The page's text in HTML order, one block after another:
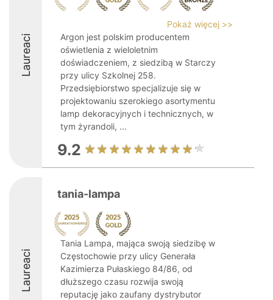
Laureaci
Pokaż więcej >>
Argon jest polskim producentem
oświetlenia z wieloletnim
doświadczeniem, z siedzibą w Starczy
przy ulicy Szkolnej 258.
Przedsiębiorstwo specjalizuje się w
projektowaniu szerokiego asortymentu
lamp dekoracyjnych i technicznych, w
tym żyrandoli, ...
9.2
Laureaci
tania-lampa
Tania Lampa, mająca swoją siedzibę w
Częstochowie przy ulicy Generała
Kazimierza Pułaskiego 84/86, od
dłuższego czasu rozwija swoją
reputację jako zaufany dystrybutor